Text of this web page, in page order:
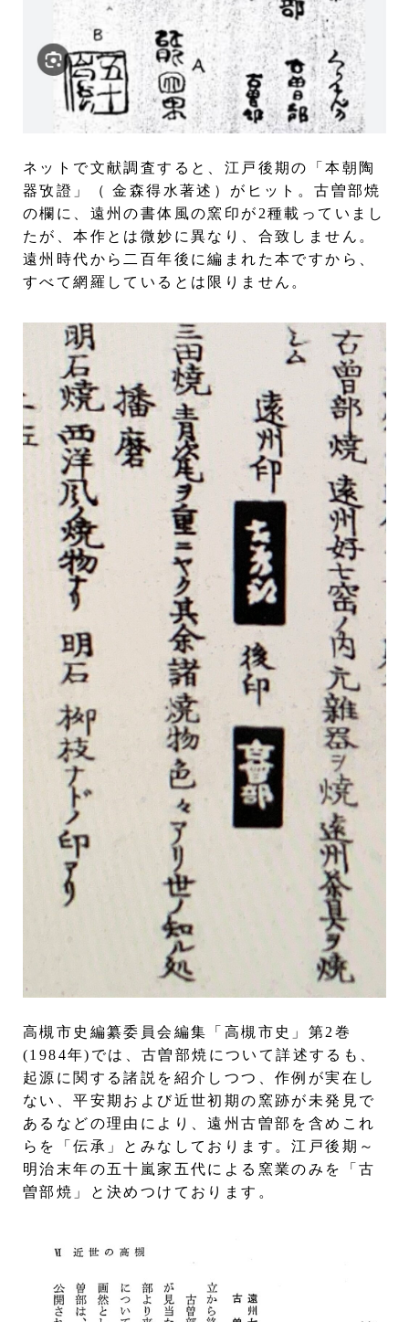
ネットで文献調査すると、江戸後期の「本朝陶
器攷證」（ 金森得水著述）がヒット。古曽部焼
の欄に、遠州の書体風の窯印が2種載っていまし
たが、本作とは微妙に異なり、合致しません。
遠州時代から二百年後に編まれた本ですから、
すべて網羅しているとは限りません。
高槻市史編纂委員会編集「高槻市史」第2巻
(1984年)では、古曽部焼について詳述するも、
起源に関する諸説を紹介しつつ、作例が実在し
ない、平安期および近世初期の窯跡が未発見で
あるなどの理由により、遠州古曽部を含めこれ
らを「伝承」とみなしております。江戸後期～
明治末年の五十嵐家五代による窯業のみを「古
曽部焼」と決めつけております。